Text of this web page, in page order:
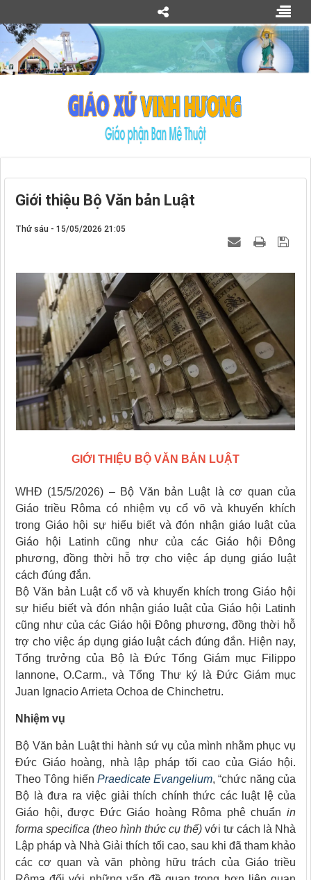
Giới thiệu Bộ Văn bản Luật
Thứ sáu - 15/05/2026 21:05
GIỚI THIỆU BỘ VĂN BẢN LUẬT
WHĐ (15/5/2026) – Bộ Văn bản Luật là cơ quan của
Giáo triều Rôma có nhiệm vụ cổ võ và khuyến khích
trong Giáo hội sự hiểu biết và đón nhận giáo luật của
Giáo hội Latinh cũng như của các Giáo hội Đông
phương, đồng thời hỗ trợ cho việc áp dụng giáo luật
cách đúng đắn.
Bộ Văn bản Luật cổ võ và khuyến khích trong Giáo hội
sự hiểu biết và đón nhận giáo luật của Giáo hội Latinh
cũng như của các Giáo hội Đông phương, đồng thời hỗ
trợ cho việc áp dụng giáo luật cách đúng đắn. Hiện nay,
Tổng trưởng của Bộ là Đức Tổng Giám mục Filippo
Iannone, O.Carm., và Tổng Thư ký là Đức Giám mục
Juan Ignacio Arrieta Ochoa de Chinchetru.
Nhiệm vụ
Bộ Văn bản Luật thi hành sứ vụ của mình nhằm phục vụ
Đức Giáo hoàng, nhà lập pháp tối cao của Giáo hội.
Theo Tông hiến Praedicate Evangelium, “chức năng của
Bộ là đưa ra việc giải thích chính thức các luật lệ của
Giáo hội, được Đức Giáo hoàng Rôma phê chuẩn in
forma specifica (theo hình thức cụ thể) với tư cách là Nhà
Lập pháp và Nhà Giải thích tối cao, sau khi đã tham khảo
các cơ quan và văn phòng hữu trách của Giáo triều